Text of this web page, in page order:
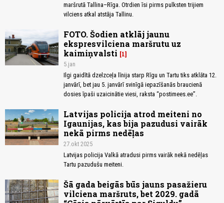
maršrutā Tallina–Rīga. Otrdien īsi pirms pulksten trijiem
vilciens atkal atstāja Tallinu.
FOTO. Šodien atklāj jaunu
ekspresvilciena maršrutu uz
kaimiņvalsti
1
5.jan
Ilgi gaidītā dzelzceļa līnija starp Rīgu un Tartu tiks atklāta 12.
janvārī, bet jau 5. janvārī svinīgā iepazīšanās braucienā
dosies īpaši uzaicinātie viesi, raksta “postimees.ee”.
Latvijas policija atrod meiteni no
Igaunijas, kas bija pazudusi vairāk
nekā pirms nedēļas
27.okt 2025
Latvijas policija Valkā atradusi pirms vairāk nekā nedēļas
Tartu pazudušu meiteni.
Šā gada beigās būs jauns pasažieru
vilciena maršruts, bet 2029. gadā